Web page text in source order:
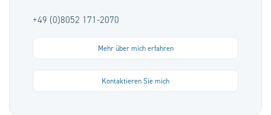
+49 (0)8052 171-2070
Mehr über mich erfahren
Kontaktieren Sie mich